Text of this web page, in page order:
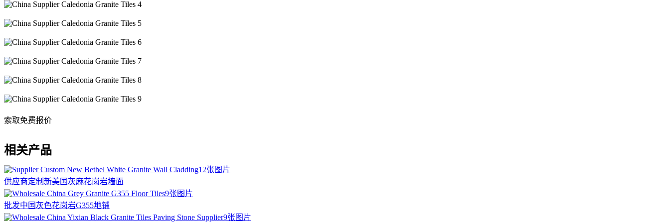
索取免费报价
相关产品
12张图片
供应商定制新美国灰麻花岗岩墙面
9张图片
批发中国灰色花岗岩G355地铺
9张图片